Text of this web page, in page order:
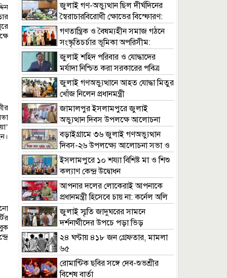
জুলাই গণ-অভ্যুত্থান ছিল দীর্ঘদিনের
স্বৈরাচারবিরোধী ক্ষোভের বিস্ফোরণ:
স্বাস্থ্যমন্ত্রী
গণতান্ত্রিক ও বৈষম্যহীন সমাজ গঠনে
সংস্কৃতিচর্চার ভূমিকা অপরিসীম:
আইনমন্ত্রী
জুলাই শহিদ পরিবার ও যোদ্ধাদের
মর্যাদা নিশ্চিত করা সরকারের পবিত্র
দায়িত্ব: ভারপ্রাপ্ত রাষ্ট্রপতিজুলাই গণঅভ্যুত্থানে আহত যোদ্ধা মিতুর
খোঁজ নিলেন প্রধানমন্ত্রী
জামালপুর ইসলামপুরে জুলাই
অভ্যুত্থান দিবস উপলক্ষে আলোচনা
সভা ও সংবর্ধনাবড়াইগ্রামে ৩৬ জুলাই গণঅভ্যুত্থান
দিবস-২৬ উপলক্ষ্যে আলোচনা সভা ও
চলচিত্র/প্রামাণ্য চিত্র প্রদর্শনইসলামপুরে ১০ শয্যা বিশিষ্ট মা ও শিশু
কল্যাণ কেন্দ্র উদ্বোধন
আপনার দলের লোকেরাই আপনাকে
প্রধানমন্ত্রী হিসেবে চায় না: কর্নেল অলি
জুলাই স্মৃতি জাদুঘরের সামনে
দর্শনার্থীদের উপচে পড়া ভিড়
২৪ ঘণ্টায় ৪১৮ জন গ্রেফতার, মামলা
৬৫
রোমান্টিক ছবির সঙ্গে দেব-শুভশ্রীর
বিশেষ বার্তা